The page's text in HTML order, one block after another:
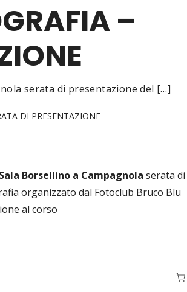
–
serata di presentazione del […]
DI PRESENTAZIONE
Sala Borsellino a Campagnola serata di
organizzato dal Fotoclub Bruco Blu
al corso